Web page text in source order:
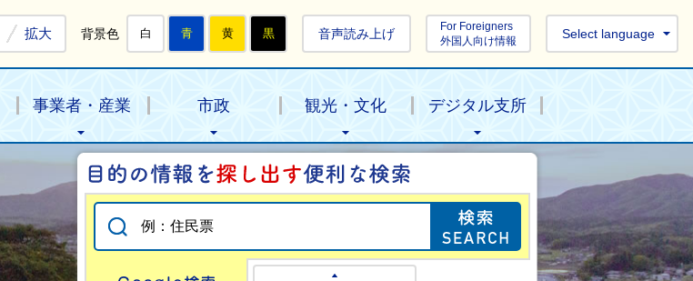
拡大 背景色 白 青 黄 黒 音声読み上げ
For Foreigners
外国人向け情報
Select language
事業者・産業 市政 観光・文化 デジタル支所
目的の情報を探
Google検索